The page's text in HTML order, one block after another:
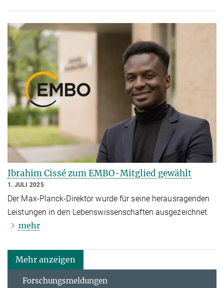
Ibrahim Cissé zum EMBO-Mitglied gewählt
1. JULI 2025
Der Max-Planck-Direktor wurde für seine herausragenden
Leistungen in den Lebenswissenschaften ausgezeichnet
mehr
Mehr anzeigen
Forschungsmeldungen